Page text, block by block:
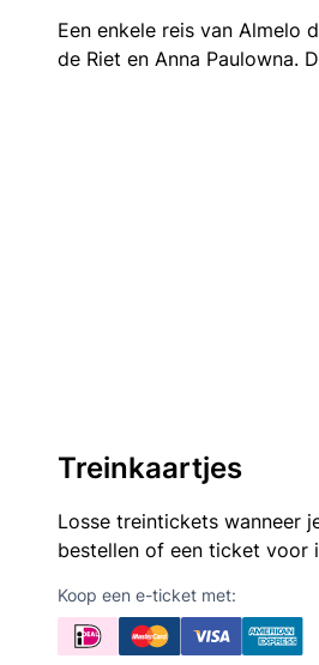
Een enkele reis van Almelo
de Riet en Anna Paulowna.
Treinkaartjes
Losse treintickets wanneer
bestellen of een ticket voor
Koop een e-ticket met: